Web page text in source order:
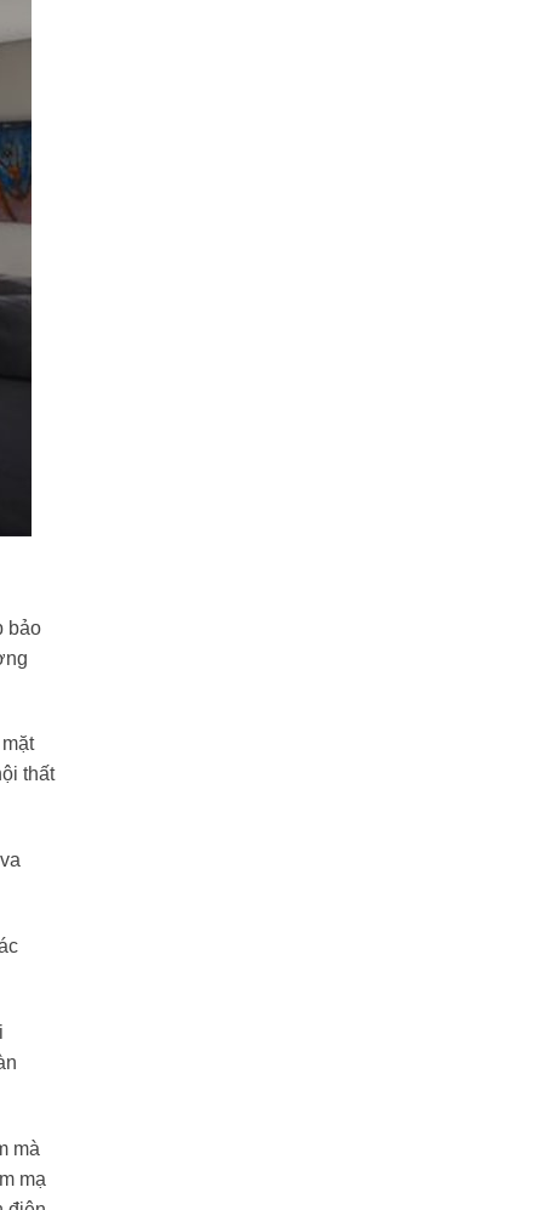
bảo
thất
mà
mạ